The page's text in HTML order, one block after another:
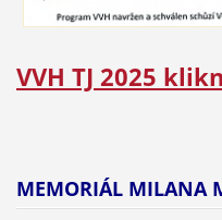
VVH TJ 2025
MEMORIÁL MILANA